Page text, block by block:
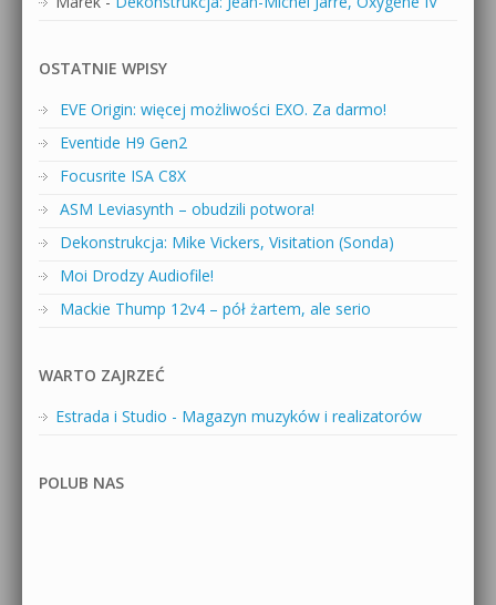
OSTATNIE WPISY
EVE Origin: więcej możliwości EXO. Za darmo!
Eventide H9 Gen2
Focusrite ISA C8X
ASM Leviasynth – obudzili potwora!
Dekonstrukcja: Mike Vickers, Visitation (Sonda)
Moi Drodzy Audiofile!
Mackie Thump 12v4 – pół żartem, ale serio
WARTO ZAJRZEĆ
Estrada i Studio - Magazyn muzyków i realizatorów
POLUB NAS